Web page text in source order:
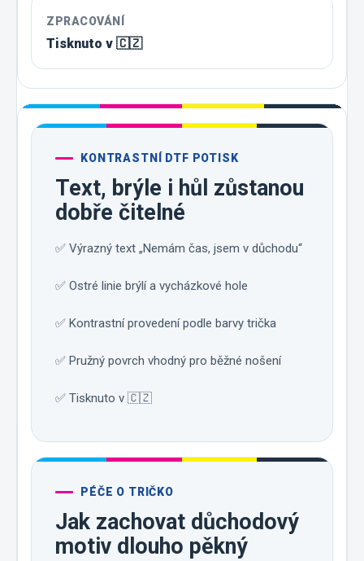
ZPRACOVÁNÍ
Tisknuto v 🇨🇿
KONTRASTNÍ DTF POTISK
Text, brýle i hůl zůstanou
dobře čitelné
✅ Výrazný text „Nemám čas, jsem v důchodu“
✅ Ostré linie brýlí a vycházkové hole
✅ Kontrastní provedení podle barvy trička
✅ Pružný povrch vhodný pro běžné nošení
✅ Tisknuto v 🇨🇿
PÉČE O TRIČKO
Jak zachovat důchodový
motiv dlouho pěkný